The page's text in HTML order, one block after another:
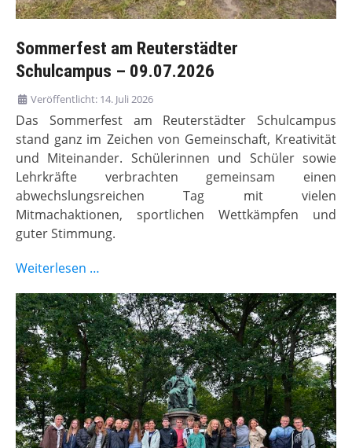
Sommerfest am Reuterstädter
Schulcampus – 09.07.2026
Veröffentlicht: 14. Juli 2026
Das Sommerfest am Reuterstädter Schulcampus
stand ganz im Zeichen von Gemeinschaft, Kreativität
und Miteinander. Schülerinnen und Schüler sowie
Lehrkräfte verbrachten gemeinsam einen
abwechslungsreichen Tag mit vielen
Mitmachaktionen, sportlichen Wettkämpfen und
guter Stimmung.
Weiterlesen …